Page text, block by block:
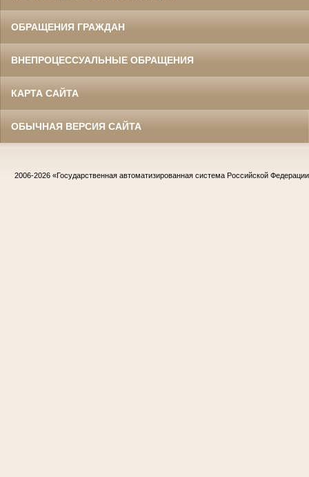
ОБРАЩЕНИЯ ГРАЖДАН
ВНЕПРОЦЕССУАЛЬНЫЕ ОБРАЩЕНИЯ
КАРТА САЙТА
ОБЫЧНАЯ ВЕРСИЯ САЙТА
2006-2026 «Государственная автоматизированная система Российской